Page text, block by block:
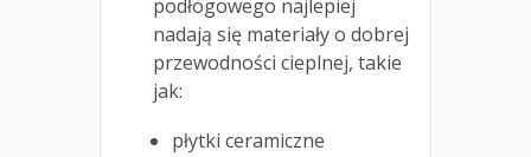
podłogowego najlepiej
nadają się materiały o dobrej
przewodności cieplnej, takie
jak:
płytki ceramiczne